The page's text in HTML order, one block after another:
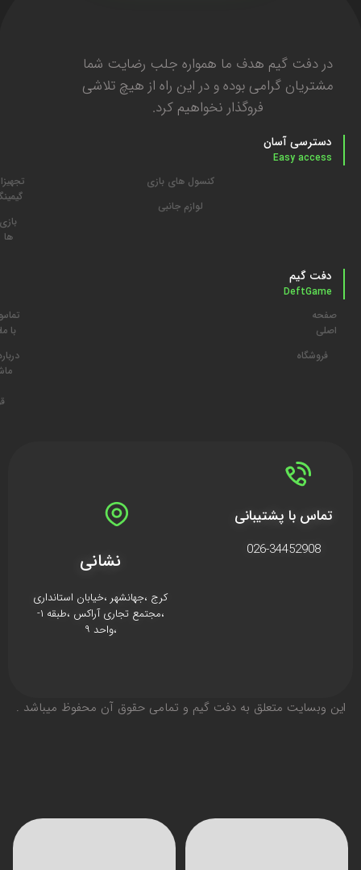
در دفت گیم هدف ما همواره جلب رضایت شما
مشتریان گرامی بوده و در این راه از هیچ تلاشی
فروگذار نخواهیم کرد.
دسترسی آسان
Easy access
کنسول های بازی
لوازم جانبی
بازی
ها
دفت گیم
DeftGame
صفحه
اصلی
فروشگاه
با ما
ما
تماس با پشتیبانی
026-34452908 نشانی
کرج ،جهانشهر ،خیابان استانداری
،مجتمع تجاری آراکس ،طبقه ۱-
،واحد ۹
اين وبسايت متعلق به دفت گیم و تمامی حقوق آن محفوظ ميباشد .